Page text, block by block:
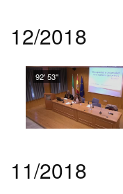
12/2018
92' 53''
11/2018